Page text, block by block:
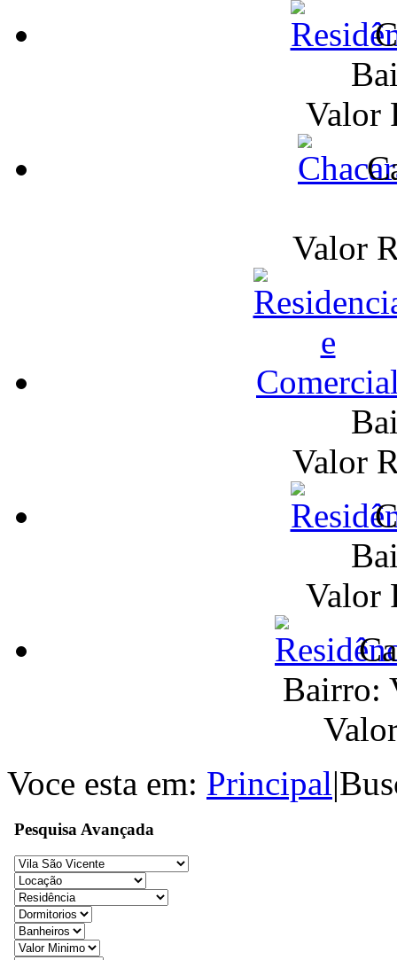
Valor
Valor
Valor
Valor
Bairro:
Voce esta em: Principal|
Pesquisa Avançada